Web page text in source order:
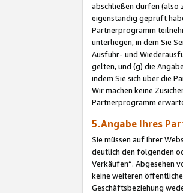
abschließen dürfen (also
eigenständig geprüft
Partnerprogramm
unterliegen, in dem Sie
Ausfuhr- und
gelten, und (g) die
indem Sie sich über die
Wir machen keine
Partnerprogramm
5.Angabe Ihres
Sie müssen auf Ihrer
deutlich den folgenden
Verkäufen“. Abgesehen
keine weiteren
Geschäftsbeziehung